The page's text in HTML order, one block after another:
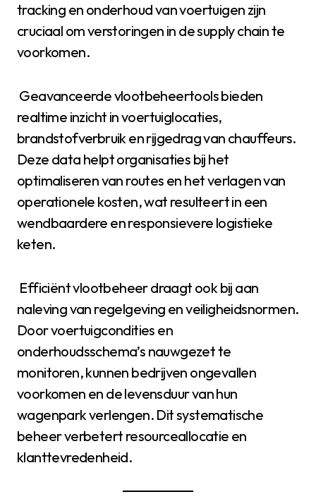
tracking en onderhoud van voertuigen zijn
cruciaal om verstoringen in de supply chain te
voorkomen.
Geavanceerde vlootbeheertools bieden
realtime inzicht in voertuiglocaties,
brandstofverbruik en rijgedrag van chauffeurs.
Deze data helpt organisaties bij het
optimaliseren van routes en het verlagen van
operationele kosten, wat resulteert in een
wendbaardere en responsievere logistieke
keten.
Efficiënt vlootbeheer draagt ook bij aan
naleving van regelgeving en veiligheidsnormen.
Door voertuigcondities en
onderhoudsschema’s nauwgezet te
monitoren, kunnen bedrijven ongevallen
voorkomen en de levensduur van hun
wagenpark verlengen. Dit systematische
beheer verbetert resourceallocatie en
klanttevredenheid.